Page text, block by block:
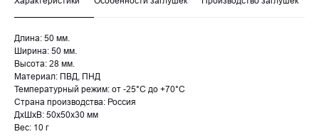
Длина: 50 мм.
Ширина: 50 мм.
Высота: 28 мм.
Материал: ПВД, ПНД
Температурный режим: от -25°С до +70°С
Страна производства: Россия
ДxШxВ: 50x50x30 мм
Вес: 10 г